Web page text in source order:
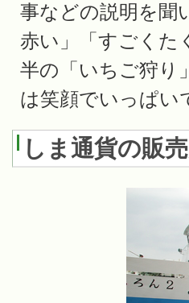
事などの説明を聞
赤い」「すごくた
半の「いちご狩り
は笑顔でいっぱい
しま通貨の販